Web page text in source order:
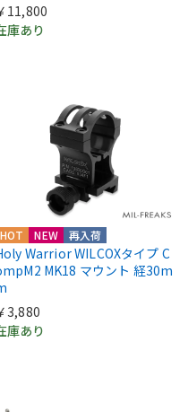
11,800
庫あり
HOT NEW 再入荷
Warrior WILCOXタイプ C
MK18 マウント 経30m
3,880
庫あり